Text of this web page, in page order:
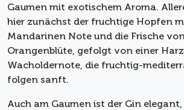
Gaumen mit exotischem Aroma.
hier zunächst der fruchtige Hopfen
Mandarinen Note und die Frische
Orangenblüte, gefolgt von einer
Wacholdernote, die fruchtig-
folgen sanft.
Auch am Gaumen ist der Gin elegant,